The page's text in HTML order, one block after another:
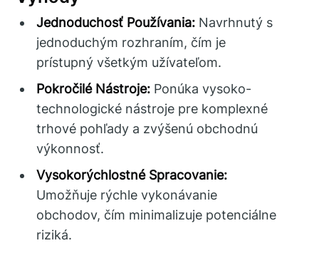
Jednoduchosť Používania: Navrhnutý s
jednoduchým rozhraním, čím je
prístupný všetkým užívateľom.
Pokročilé Nástroje: Ponúka vysoko-
technologické nástroje pre komplexné
trhové pohľady a zvýšenú obchodnú
výkonnosť.
Vysokorýchlostné Spracovanie:
Umožňuje rýchle vykonávanie
obchodov, čím minimalizuje potenciálne
riziká.